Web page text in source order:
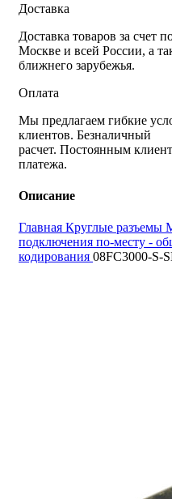
Доставка
Доставка товаров за счет
Москве и всей России, а
ближнего зарубежья.
Оплата
Мы предлагаем гибкие
клиентов. Безналичный
расчет. Постоянным
платежа.
Описание
Главная Круглые разъемы
подключения по-месту -
кодирования 08FC3000-S-